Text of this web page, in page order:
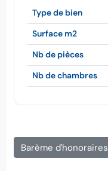
Type de bien
Surface m2
Nb de pièces
Nb de chambres
Barème d'honoraires